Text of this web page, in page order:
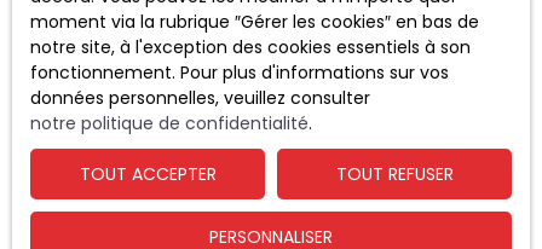
24 Place Vaillant Couturier
18100 Vierzon
moment via la rubrique ″Gérer les cookies″ en bas de
notre site, à l'exception des cookies essentiels à son
fonctionnement. Pour plus d'informations sur vos
données personnelles, veuillez consulter
notre politique de confidentialité.
TOUT ACCEPTER TOUT REFUSER
PERSONNALISER